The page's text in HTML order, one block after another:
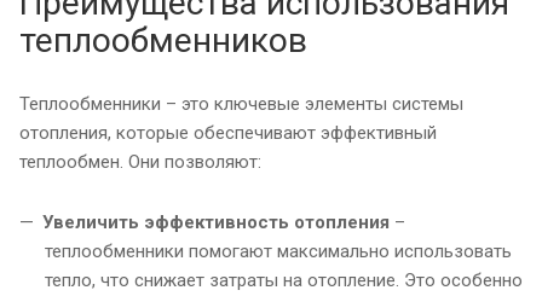
теплообменников
Теплообменники – это ключевые элементы системы
отопления, которые обеспечивают эффективный
теплообмен. Они позволяют:
Увеличить эффективность отопления –
теплообменники помогают максимально использовать
тепло, что снижает затраты на отопление. Это особенно